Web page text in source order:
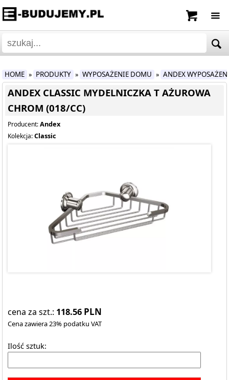
HOME » PRODUKTY » WYPOSAŻENIE DOMU » ANDEX
ANDEX CLASSIC MYDELNICZKA T AŻUROWA
CHROM (018/CC)
Producent:Andex
Kolekcja:Classic
cena za szt.: 118.56 PLN
Cena zawiera 23% podatku VAT
Ilość sztuk: